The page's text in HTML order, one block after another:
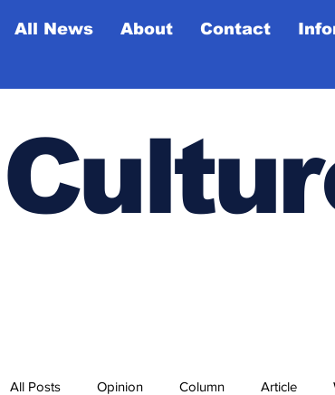
All News About Contact
All Posts Opinion Column Article